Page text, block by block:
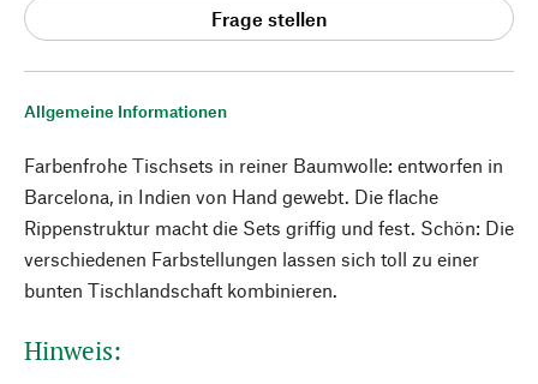
Allgemeine Informationen
Farbenfrohe Tischsets in reiner Baumwolle: entworfen in
Barcelona, in Indien von Hand gewebt. Die flache
Rippenstruktur macht die Sets griffig und fest. Schön: Die
verschiedenen Farbstellungen lassen sich toll zu einer
bunten Tischlandschaft kombinieren.
Hinweis:
Frage stellen